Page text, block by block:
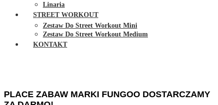
Linaria
STREET WORKOUT
Zestaw Do Street Workout Mini
Zestaw Do Street Workout Medium
KONTAKT
PLACE ZABAW MARKI FUNGOO DOSTARCZAMY